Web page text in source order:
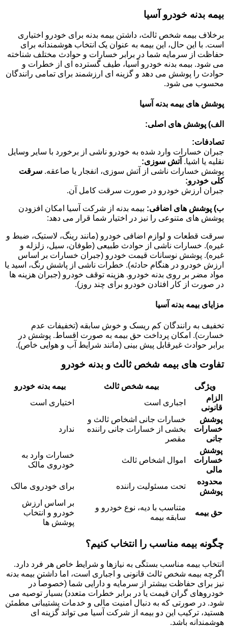
بیمه بدنه خودرو آسیا
برخلاف بیمه شخص ثالث، داشتن بیمه بدنه برای خودرو اختیاری
است. با این حال، این بیمه به عنوان یک انتخاب هوشمندانه برای
حفاظت از سرمایه شما در برابر خسارات و حوادث مختلف شناخته
می شود. بیمه بدنه خودرو آسیا، طیف گسترده ای از خطرات و
حوادث را پوشش می دهد و گزینه ای ارزشمند برای تمامی رانندگان
محسوب می شود.
پوشش های بیمه بدنه آسیا
الف) پوشش های اصلی:
تصادفات:
جبران خسارات وارد شده به خودرو ناشی از برخورد با سایر وسایل
نقلیه یا اشیا. آتش سوزی:
پوشش خسارات ناشی از آتش سوزی، انفجار یا صاعقه. سرقت
کلی خودرو:
جبران ارزش خودرو در صورت سرقت کامل آن.
ب) پوشش های اضافی: بیمه بدنه از شرکت آسیا امکان افزودن
پوشش های متنوعی را نیز در اختیار شما قرار می دهد:
سرقت قطعات و لوازم اضافی خودرو (مانند رینگ، لاستیک، ضبط و
غیره). خسارات ناشی از حوادث طبیعی (طوفان، سیل، زلزله و
غیره). پوشش نوسانات قیمت خودرو (جبران خسارات بر اساس
ارزش خودرو در هنگام حادثه). خطرات ناشی از پاشش رنگ، اسید یا
مواد مضر بر روی بدنه خودرو. هزینه توقف خودرو (جبران هزینه ها
در صورت از کار افتادن خودرو برای چند روز).
مزایای بیمه بدنه آسیا
تخفیف به رانندگان کم ریسک و خوش سابقه (تخفیفات عدم
خسارت). امکان پرداخت حق بیمه به صورت اقساط. پوشش در
برابر حوادث غیرقابل پیش بینی (مانند شرایط آب و هوایی خاص).
تفاوت های بیمه شخص ثالث و بدنه خودرو
ویژگی بیمه شخص ثالث
بیمه بدنه خودرو
الزام
قانونی
اجباری است
اختیاری است
پوشش
خسارات
جانی
خسارات جانی اشخاص ثالث و
بخشی از خسارات جانی راننده
مقصر
ندارد
پوشش
خسارات
مالی
اموال اشخاص ثالث
خسارات وارد به
خودروی مالک
محدوده
پوشش
تحت مسئولیت راننده برای خودروی مالک
حق بیمه
متناسب با دیه، نوع خودرو و
سابقه بیمه
بر اساس ارزش
خودرو و انتخاب
پوشش ها
چگونه بیمه مناسب را انتخاب کنیم؟
انتخاب بیمه مناسب بستگی به نیازها و شرایط خاص هر فرد دارد.
اگرچه بیمه شخص ثالث قانونی و اجباری است، اما داشتن بیمه بدنه
نیز برای حفاظت بیشتر از سرمایه و دارایی شما (خصوصاً در
خودروهای گران قیمت یا در برابر خطرات متعدد) بسیار توصیه می
شود. در صورتی که به دنبال امنیت مالی و خدمات پشتیبانی مطمئن
هستید، ترکیب این دو بیمه از شرکت آسیا می تواند گزینه ای
هوشمندانه باشد.